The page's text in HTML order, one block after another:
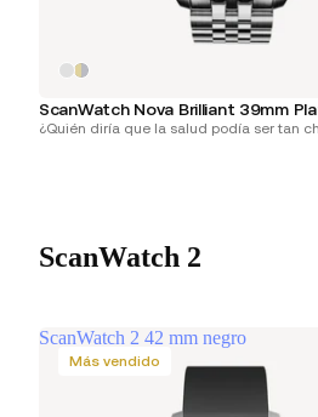
ScanWatch Nova Brilliant 39mm
¿Quién diría que la salud podía ser tan
ScanWatch 2
ScanWatch 2 42 mm negro
Más vendido